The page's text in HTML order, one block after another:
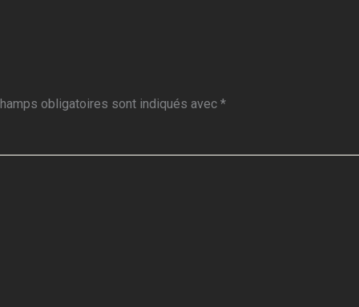
obligatoires sont indiqués avec *